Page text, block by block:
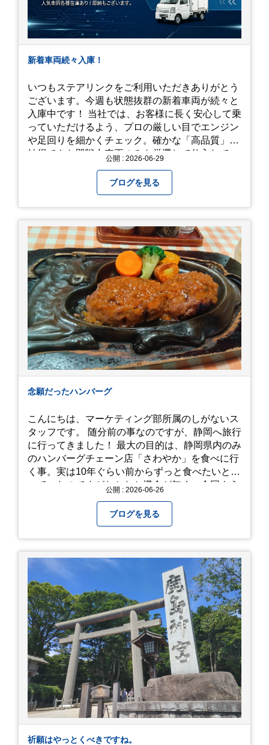
新着車両続々入庫！
いつもステアリンクをご利用いただきありがとう
ございます。今週も状態抜群の新着車両が続々と
入庫中です！ 当社では、お客様に長く安心して乗
っていただけるよう、プロの厳しい目でエンジン
や足回りを細かくチェック。確かな「高品質」と
納得できた即戦力車両のみを厳選して仕入れてい
公開 : 2026-06-29
ブログを見る
念願だったハンバーグ
こんにちは、マーケティング部所属のしがないス
タッフです。 随分前の事なのですが、静岡へ旅行
に行ってきました！ 最大の目的は、静岡県内のみ
のハンバーグチェーン店「さわやか」を食べに行
く事。実は10年ぐらい前からずっと食べたいと思
っていたのですがなかなか機会が無く、今回よう
って待機する事になったのですが、、10時頃にも
らった整理券で、お店に入れるのは12時過ぎ頃で
した。大人気とは聞いていましたがここまでと
は、、！！ 駅前ショッピングモール内の店舗だっ
たのでお買い物をしつつ待機して遂に入店。ハン
バーグはレアな焼き加減でとってもジューシーで
最高に美味しかったです！！目の前で店員さんが
カットしてくれるのもとっても良かったです。 こ
れは何個でも行けてしまう勢い、、！！！ 皆様も
静岡へ行く予定がありましたら是非とも召し上が
って見てください！予約は行っていないようなの
で、時と場合とタイミングと要相談で
す、、！！！
公開 : 2026-06-26
ブログを見る
祈願はやっとくべきですね。